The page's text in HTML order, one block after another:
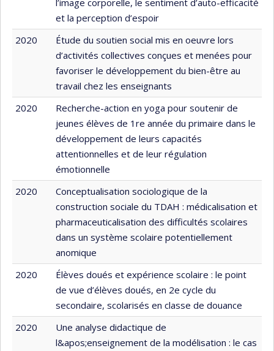
l’image corporelle, le sentiment d’auto-efficacité
et la perception d’espoir
2020
Étude du soutien social mis en oeuvre lors
d’activités collectives conçues et menées pour
favoriser le développement du bien-être au
travail chez les enseignants
2020
Recherche-action en yoga pour soutenir de
jeunes élèves de 1re année du primaire dans le
développement de leurs capacités
attentionnelles et de leur régulation
émotionnelle
2020
Conceptualisation sociologique de la
construction sociale du TDAH : médicalisation et
pharmaceuticalisation des difficultés scolaires
dans un système scolaire potentiellement
anomique
2020
Élèves doués et expérience scolaire : le point
de vue d’élèves doués, en 2e cycle du
secondaire, scolarisés en classe de douance
2020
Une analyse didactique de
l&apos;enseignement de la modélisation : le cas